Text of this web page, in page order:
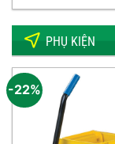
₫.
PHỤ KIỆN
-22%